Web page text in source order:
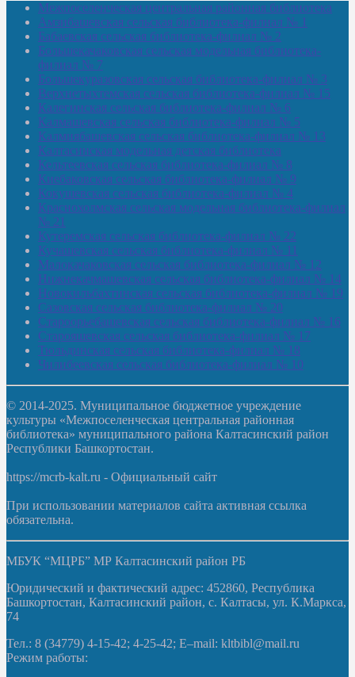
Межпоселенческая центральная районная библиотека
Амзибашевская сельская библиотека-филиал № 1
Бабаевская сельская библиотека-филиал № 2
Большекачаковская сельская модельная библиотека-
филиал № 7
Большекуразовская сельская библиотека-филиал № 3
Верхнетыхтемская сельская библиотека-филиал № 15
Калегинская сельская библиотека-филиал № 6
Калмашевская сельская библиотека-филиал № 5
Калмиябашевская сельская библиотека-филиал № 13
Калтасинская модельная детская библиотека
Кельтеевская сельская библиотека-филиал № 8
Киебаковская сельская библиотека-филиал № 9
Кокушевская сельская библиотека-филиал № 4
Краснохолмская сельская модельная библиотека-филиал
№ 21
Кутеремская сельская библиотека-филиал № 22
Кучашевская сельская библиотека-филиал № 11
Малокачаковская сельская библиотека-филиал № 12
Нижнекачмашевская сельская библиотека-филиал № 14
Новокильбахтинская сельская библиотека-филиал № 19
Сазовская сельская библиотека-филиал № 20
Староорьебашевская сельская библиотека-филиал № 16
Старояшевская сельская библиотека-филиал № 17
Тюльдинская сельская библиотека-филиал № 18
Чилибеевская сельская библиотека-филиал № 10
© 2014-2025. Муниципальное бюджетное учреждение
культуры «Межпоселенческая центральная районная
библиотека» муниципального района Калтасинский район
Республики Башкортостан.
https://mcrb-kalt.ru - Официальный сайт
При использовании материалов сайта активная ссылка
обязательна.
МБУК “МЦРБ” МР Калтасинский район РБ
Юридический и фактический адрес: 452860, Республика
Башкортостан, Калтасинский район, с. Калтасы, ул. К.Маркса,
74
Тел.: 8 (34779) 4-15-42; 4-25-42; E–mail: kltbibl@mail.ru
Режим работы: